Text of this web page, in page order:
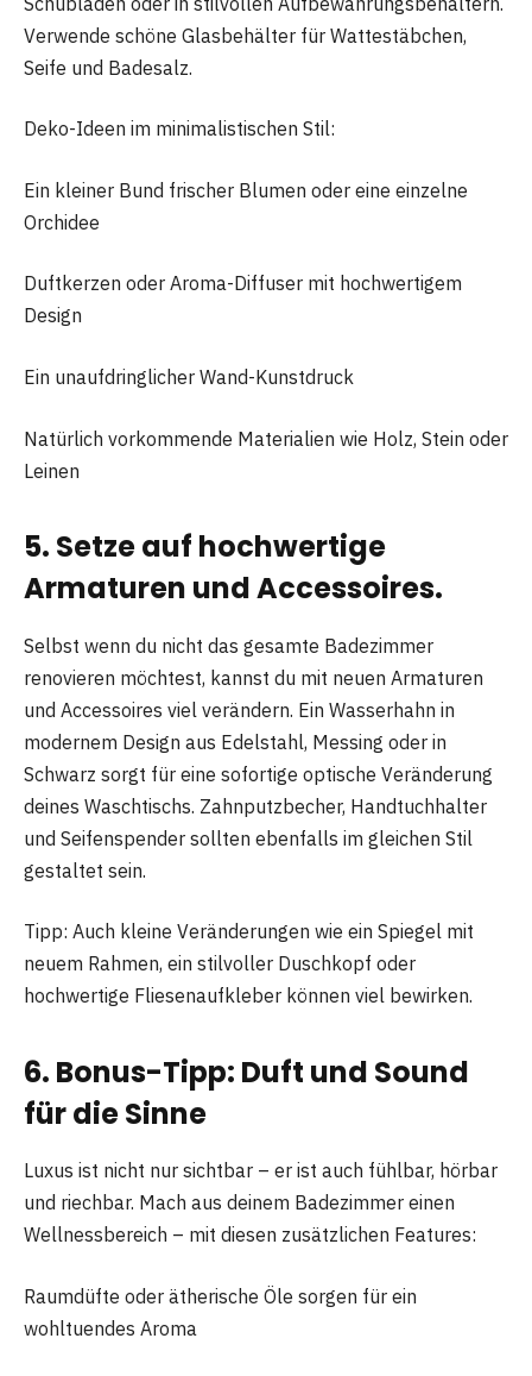
Verwende schöne Glasbehälter für Wattestäbchen,
Seife und Badesalz.
Deko-Ideen im minimalistischen Stil:
Ein kleiner Bund frischer Blumen oder eine einzelne
Orchidee
Duftkerzen oder Aroma-Diffuser mit hochwertigem
Design
Ein unaufdringlicher Wand-Kunstdruck
Natürlich vorkommende Materialien wie Holz, Stein oder
Leinen
5. Setze auf hochwertige
Armaturen und Accessoires.
Selbst wenn du nicht das gesamte Badezimmer
renovieren möchtest, kannst du mit neuen Armaturen
und Accessoires viel verändern. Ein Wasserhahn in
modernem Design aus Edelstahl, Messing oder in
Schwarz sorgt für eine sofortige optische Veränderung
deines Waschtischs. Zahnputzbecher, Handtuchhalter
und Seifenspender sollten ebenfalls im gleichen Stil
gestaltet sein.
Tipp: Auch kleine Veränderungen wie ein Spiegel mit
neuem Rahmen, ein stilvoller Duschkopf oder
hochwertige Fliesenaufkleber können viel bewirken.
6. Bonus-Tipp: Duft und Sound
für die Sinne
Luxus ist nicht nur sichtbar – er ist auch fühlbar, hörbar
und riechbar. Mach aus deinem Badezimmer einen
Wellnessbereich – mit diesen zusätzlichen Features:
Raumdüfte oder ätherische Öle sorgen für ein
wohltuendes Aroma